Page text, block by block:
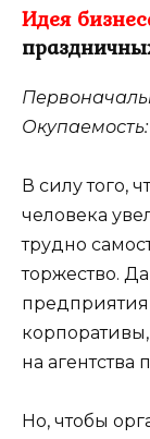
Идея
В силу того,
человека
трудно
торжество.
на
Но, чтобы